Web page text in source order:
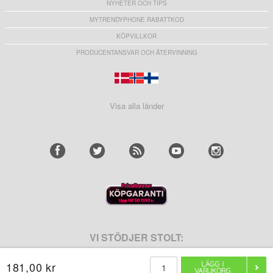
181,00 kr
NYHETER OCH TIPS
MYTRENDYPHONE RABATTKOD
KÖPVILLKOR
PRODUCENTANSVAR OCH ÅTERVINNING
Visa alla länder
VI STÖDJER STOLT: